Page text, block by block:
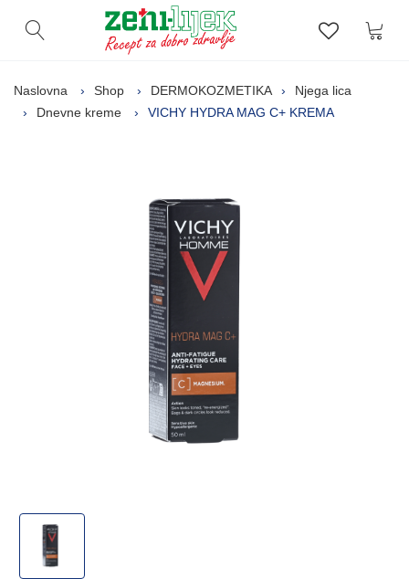
Otvori pretragu Lista
Naslovna Shop DERMOKOZMETIKA
Njega lica
Dnevne kreme
VICHY HYDRA MAG C+ KREMA